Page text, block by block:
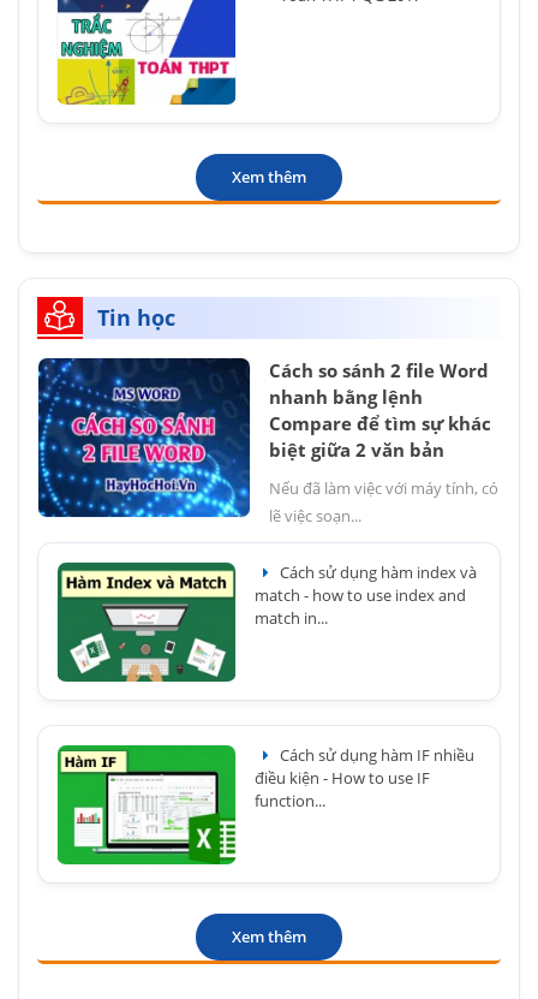
Xem thêm
Tin học
Cách so sánh 2 file Word
nhanh bằng lệnh
Compare để tìm sự khác
biệt giữa 2 văn bản
Nếu đã làm việc với máy tính, có
lẽ việc soạn...
Cách sử dụng hàm index và
match - how to use index and
match in...
Cách sử dụng hàm IF nhiều
điều kiện - How to use IF
function...
Xem thêm